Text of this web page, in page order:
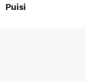
Puisi